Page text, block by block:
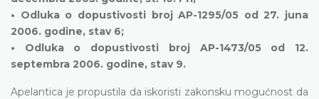
• Odluka o dopustivosti broj AP-1295/05 od 27. juna
2006. godine, stav 6;
• Odluka o dopustivosti broj AP-1473/05 od 12.
septembra 2006. godine, stav 9.
Apelantica je propustila da iskoristi zakonsku mogućnost da